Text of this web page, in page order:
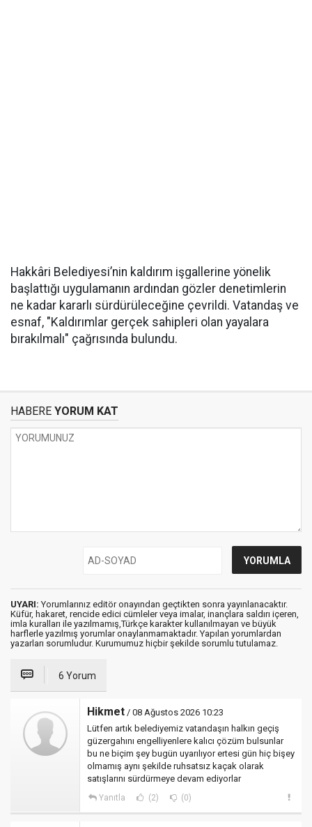
Hakkâri Belediyesi’nin kaldırım işgallerine yönelik
başlattığı uygulamanın ardından gözler denetimlerin
ne kadar kararlı sürdürüleceğine çevrildi. Vatandaş ve
esnaf, "Kaldırımlar gerçek sahipleri olan yayalara
bırakılmalı" çağrısında bulundu.
HABERE YORUM KAT
UYARI: Yorumlarınız editör onayından geçtikten sonra yayınlanacaktır.
Küfür, hakaret, rencide edici cümleler veya imalar, inançlara saldırı içeren,
imla kuralları ile yazılmamış,Türkçe karakter kullanılmayan ve büyük
harflerle yazılmış yorumlar onaylanmamaktadır. Yapılan yorumlardan
yazarları sorumludur. Kurumumuz hiçbir şekilde sorumlu tutulamaz.
6 Yorum
Hikmet / 08 Ağustos 2026 10:23
Lütfen artık belediyemiz vatandaşın halkın geçiş
güzergahını engelliyenlere kalıcı çözüm bulsunlar
bu ne biçim şey bugün uyarılıyor ertesi gün hiç bişey
olmamış aynı şekilde ruhsatsız kaçak olarak
satışlarını sürdürmeye devam ediyorlar
Yanıtla (2) (0)